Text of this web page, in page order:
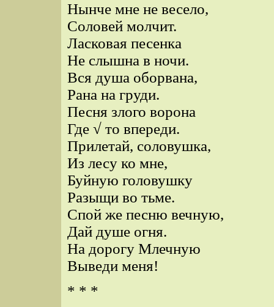
Нынче мне не весело,
Соловей молчит.
Ласковая песенка
Не слышна в ночи.
Вся душа оборвана,
Рана на груди.
Песня злого ворона
Где √ то впереди.
Прилетай, соловушка,
Из лесу ко мне,
Буйную головушку
Разыщи во тьме.
Спой же песню вечную,
Дай душе огня.
На дорогу Млечную
Выведи меня!
* * *